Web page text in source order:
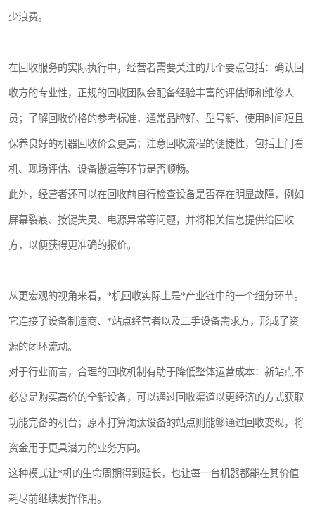
少浪费。
在回收服务的实际执行中，经营者需要关注的几个要点包括：确认回
收方的专业性，正规的回收团队会配备经验丰富的评估师和维修人
员；了解回收价格的参考标准，通常品牌好、型号新、使用时间短且
保养良好的机器回收价会更高；注意回收流程的便捷性，包括上门看
机、现场评估、设备搬运等环节是否顺畅。
此外，经营者还可以在回收前自行检查设备是否存在明显故障，例如
屏幕裂痕、按键失灵、电源异常等问题，并将相关信息提供给回收
方，以便获得更准确的报价。
从更宏观的视角来看，*机回收实际上是*产业链中的一个细分环节。
它连接了设备制造商、*站点经营者以及二手设备需求方，形成了资
源的闭环流动。
对于行业而言，合理的回收机制有助于降低整体运营成本：新站点不
必总是购买高价的全新设备，可以通过回收渠道以更经济的方式获取
功能完备的机台；原本打算淘汰设备的站点则能够通过回收变现，将
资金用于更具潜力的业务方向。
这种模式让*机的生命周期得到延长，也让每一台机器都能在其价值
耗尽前继续发挥作用。